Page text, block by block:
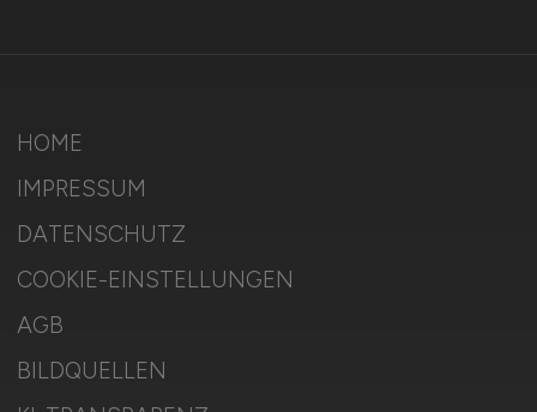
HOME
IMPRESSUM
DATENSCHUTZ
COOKIE-EINSTELLUNGEN
AGB
BILDQUELLEN